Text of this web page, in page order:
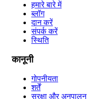
हमारे बारे में
ब्लॉग
दान करें
संपर्क करें
स्थिति
कानूनी
गोपनीयता
शर्तें
सुरक्षा और अनुपालन